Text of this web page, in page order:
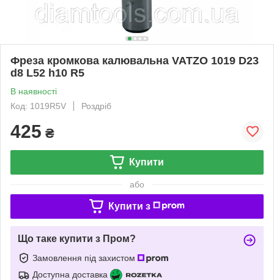
Фреза кромкова калювальна VATZO 1019 D23
d8 L52 h10 R5
В наявності
Код: 1019R5V
Роздріб
425 ₴
Купити
або
Купити з
Що таке купити з Пром?
Замовлення під захистом
Доступна доставка